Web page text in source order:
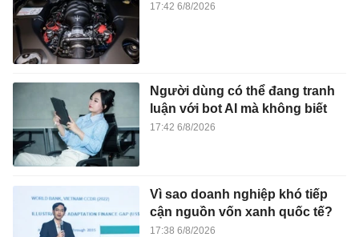
17:42 6/8/2026
Người dùng có thể đang tranh
luận với bot AI mà không biết
17:42 6/8/2026
Vì sao doanh nghiệp khó tiếp
cận nguồn vốn xanh quốc tế?
17:38 6/8/2026